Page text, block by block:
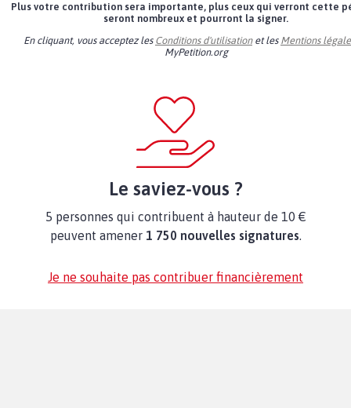
Plus votre contribution sera importante, plus ceux qui verront cette
seront nombreux et pourront la signer.
En cliquant, vous acceptez les Conditions d'utilisationet les Mentions
MyPetition.org
Le saviez-vous ?
5 personnes qui contribuent à hauteur de 10 €
peuvent amener 1 750 nouvelles signatures.
Je ne souhaite pas contribuer financièrement